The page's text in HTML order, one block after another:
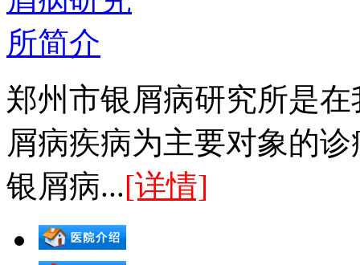
郑州市银屑病研究所是
屑病疾病为主要对象的
银屑病...[详情]